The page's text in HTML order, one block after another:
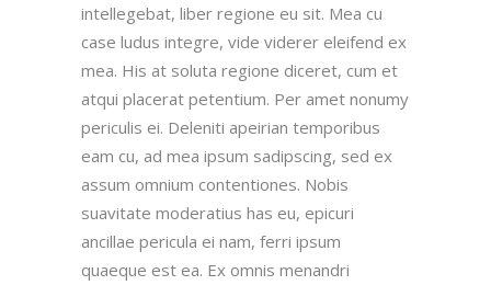
intellegebat, liber regione eu sit. Mea cu
case ludus integre, vide viderer eleifend ex
mea. His at soluta regione diceret, cum et
atqui placerat petentium. Per amet nonumy
periculis ei. Deleniti apeirian temporibus
eam cu, ad mea ipsum sadipscing, sed ex
assum omnium contentiones. Nobis
suavitate moderatius has eu, epicuri
ancillae pericula ei nam, ferri ipsum
quaeque est ea. Ex omnis menandri